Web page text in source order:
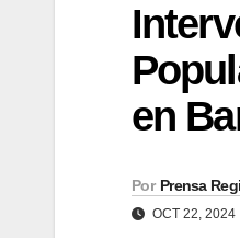
en
Por Prensa
OCT 22, 2024